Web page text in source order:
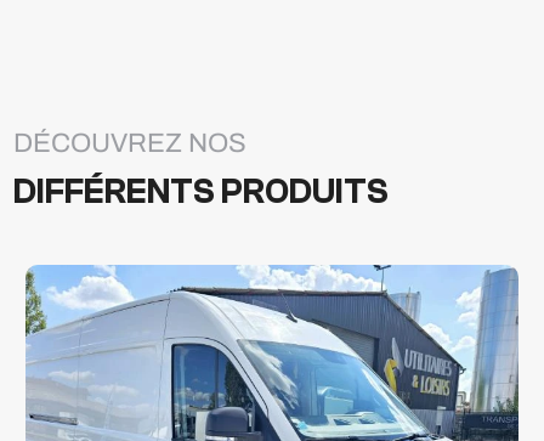
DÉCOUVREZ NOS
DIFFÉRENTS PRODUITS